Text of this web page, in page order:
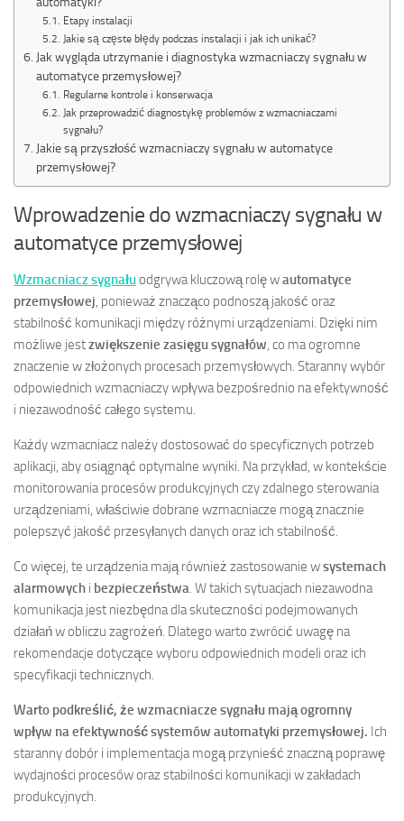
Etapy instalacji
Jakie są częste błędy podczas instalacji i jak ich unikać?
Jak wygląda utrzymanie i diagnostyka wzmacniaczy sygnału w
automatyce przemysłowej?
Regularne kontrole i konserwacja
Jak przeprowadzić diagnostykę problemów z wzmacniaczami
sygnału?
Jakie są przyszłość wzmacniaczy sygnału w automatyce
przemysłowej?
Wprowadzenie do wzmacniaczy sygnału w
automatyce przemysłowej
Wzmacniacz sygnałuodgrywa kluczową rolę wautomatyce
przemysłowej, ponieważ znacząco podnoszą jakość oraz
stabilność komunikacji między różnymi urządzeniami. Dzięki nim
możliwe jestzwiększenie zasięgu sygnałów, co ma ogromne
znaczenie w złożonych procesach przemysłowych. Staranny wybór
odpowiednich wzmacniaczy wpływa bezpośrednio na efektywność
i niezawodność całego systemu.
Każdy wzmacniacz należy dostosować do specyficznych potrzeb
aplikacji, aby osiągnąć optymalne wyniki. Na przykład, w kontekście
monitorowania procesów produkcyjnych czy zdalnego sterowania
urządzeniami, właściwie dobrane wzmacniacze mogą znacznie
polepszyć jakość przesyłanych danych oraz ich stabilność.
Co więcej, te urządzenia mają również zastosowanie wsystemach
alarmowych i bezpieczeństwa. W takich sytuacjach niezawodna
komunikacja jest niezbędna dla skuteczności podejmowanych
działań w obliczu zagrożeń. Dlatego warto zwrócić uwagę na
rekomendacje dotyczące wyboru odpowiednich modeli oraz ich
specyfikacji technicznych.
Warto podkreślić, że wzmacniacze sygnału mają ogromny
wpływ na efektywność systemów automatyki przemysłowej. Ich
staranny dobór i implementacja mogą przynieść znaczną poprawę
wydajności procesów oraz stabilności komunikacji w zakładach
produkcyjnych.